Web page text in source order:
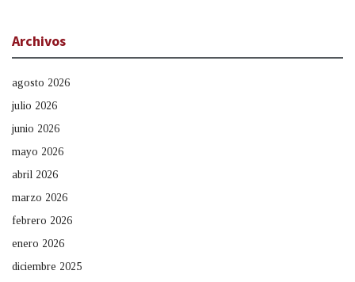
Archivos
agosto 2026
julio 2026
junio 2026
mayo 2026
abril 2026
marzo 2026
febrero 2026
enero 2026
diciembre 2025